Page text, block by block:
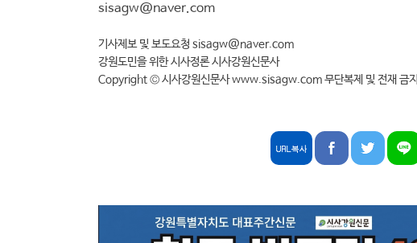
sisagw@naver.com
기사제보 및 보도요청 sisagw@naver.com
강원도민을 위한 시사정론 시사강원신문사
Copyright © 시사강원신문사 www.sisagw.com 무단복제 및 전재 금지